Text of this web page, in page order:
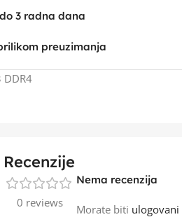
3 radna dana
preuzimanja
DDR4
Recenzije
0 reviews
Nema recenzija
Morate biti ulogovani